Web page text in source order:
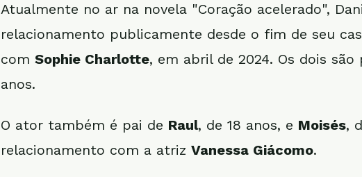
Atualmente no ar na novela "Coração acelerado",
relacionamento publicamente desde o fim de seu
com Sophie Charlotte, em abril de 2024. Os dois são
anos.
O ator também é pai de Raul, de 18 anos, e Moisés,
relacionamento com a atriz Vanessa Giácomo.